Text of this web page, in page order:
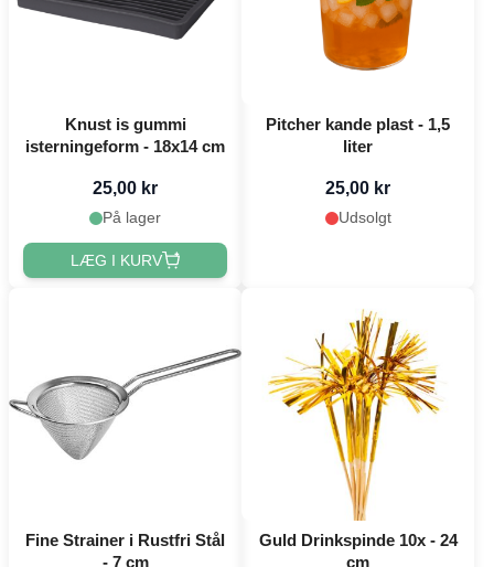
Knust is gummi
isterningeform - 18x14 cm
25,00 kr
På lager
LÆG I KURV
Pitcher kande plast - 1,5
liter
25,00 kr
Udsolgt
Fine Strainer i Rustfri Stål
- 7 cm
Guld Drinkspinde 10x - 24
cm